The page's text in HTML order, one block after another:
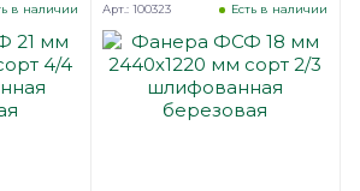
в наличии Есть в наличии
Арт.: 100323